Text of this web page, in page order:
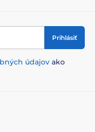
Prihlásiť
údajov ako